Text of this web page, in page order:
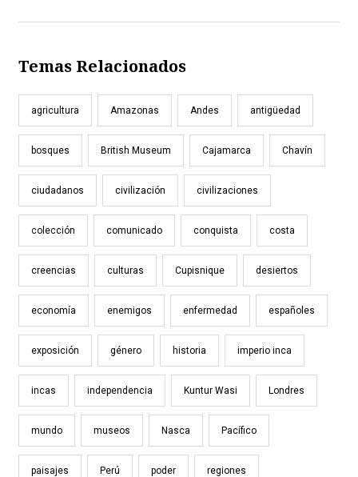
Temas Relacionados
agricultura Amazonas Andes antigüedad
bosques British Museum Cajamarca Chavín
ciudadanos civilización civilizaciones
colección comunicado conquista costa
creencias culturas Cupisnique desiertos
economía enemigos enfermedad españoles
exposición género historia imperio inca
incas independencia Kuntur Wasi Londres
mundo museos Nasca Pacífico
paisajes Perú poder regiones